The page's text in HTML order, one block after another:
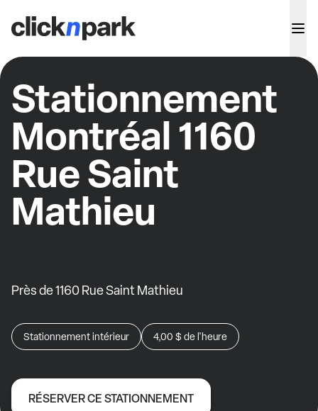
Stationnement
Montréal 1160
Rue Saint
Mathieu
Près de 1160 Rue Saint Mathieu
Stationnement intérieur 4,00 $ de l'heure
RÉSERVER CE STATIONNEMENT